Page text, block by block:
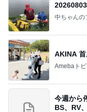
中ちゃんの
AKINA
Amebaト
今週から
BS、RV